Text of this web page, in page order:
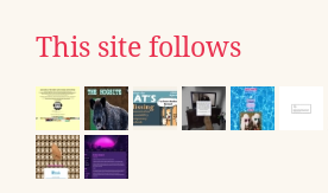
This site follows